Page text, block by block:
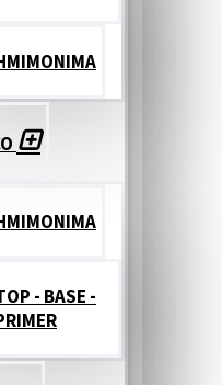
- BASE -